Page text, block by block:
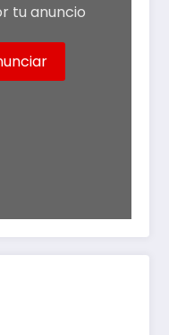
tu anuncio